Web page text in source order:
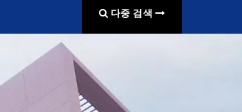
다중 검색